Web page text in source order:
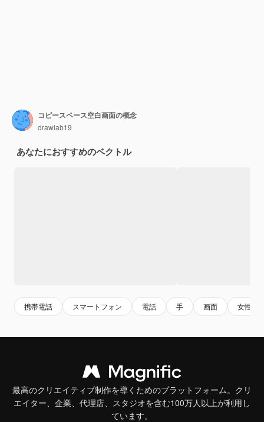
コピースペース空白画面の概念
drawlab19
あなたにおすすめのベクトル
携帯電話 スマートフォン 電話 手 画面 女性の
最高のクリエイティブ制作を導くためのプラットフォーム。クリ
エイター、企業、代理店、スタジオを含む100万人以上が利用し
ています。